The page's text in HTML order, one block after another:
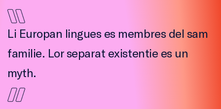
Li Europan lingues es membres del sam
familie. Lor separat existentie es un
myth.